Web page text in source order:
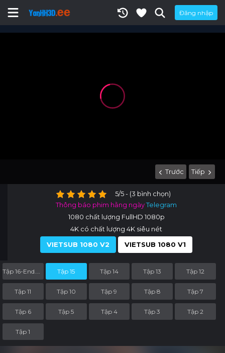
Đăng nhập
Trước Tiếp
5/5 - (3 bình chọn)
Thông báo phim hằng ngàyTelegram
1080 chất lượng FullHD 1080p
4K có chất lượng 4K siêu nét
VIETSUB 1080 V2
VIETSUB 1080 V1
Tập 15 Tập 14 Tập 13 Tập 12
Tập 11 Tập 10 Tập 9 Tập 8 Tập 7
Tập 6 Tập 5 Tập 4 Tập 3 Tập 2
Tập 1